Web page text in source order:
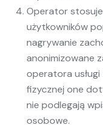
Operator
użytkowników
nagrywanie
anonimizowane
operatora usługi
fizycznej one
nie podlegają
osobowe.